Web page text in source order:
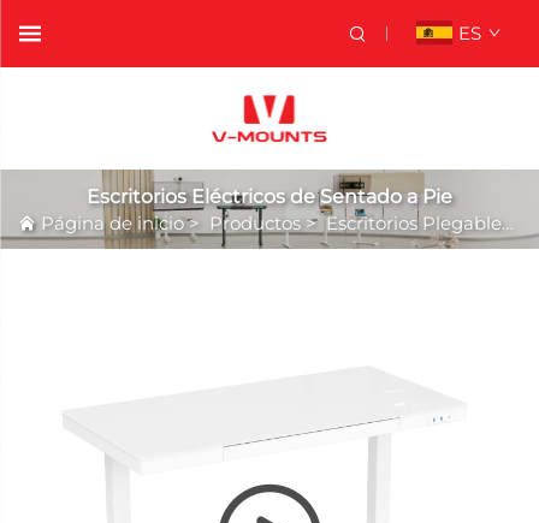
ES
Escritorios Eléctricos de Sentado a Pie
Página de inicio> Productos>Escritorios Plegables